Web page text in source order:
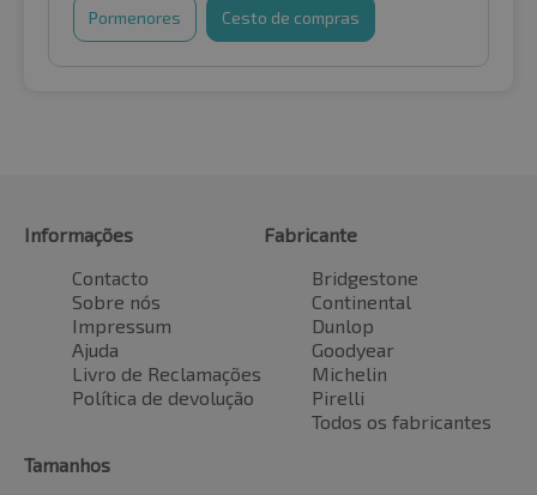
Pormenores Cesto de compras
Informações
Contacto
Sobre nós
Impressum
Ajuda
Livro de Reclamações
Política de devolução
Fabricante
Bridgestone
Continental
Dunlop
Goodyear
Michelin
Pirelli
Todos os fabricantes
Tamanhos